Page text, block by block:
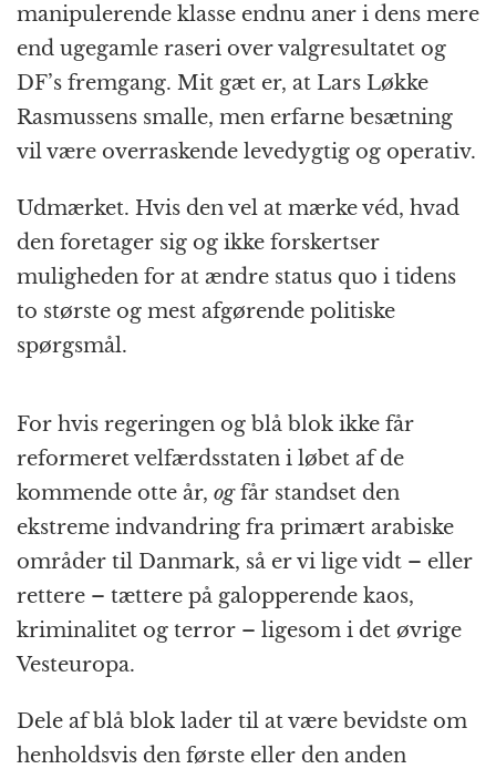
manipulerende klasse endnu aner i dens mere
end ugegamle raseri over valgresultatet og
DF’s fremgang. Mit gæt er, at Lars Løkke
Rasmussens smalle, men erfarne besætning
vil være overraskende levedygtig og operativ.
Udmærket. Hvis den vel at mærke véd, hvad
den foretager sig og ikke forskertser
muligheden for at ændre status quo i tidens
to største og mest afgørende politiske
spørgsmål.
For hvis regeringen og blå blok ikke får
reformeret velfærdsstaten i løbet af de
kommende otte år, ogfår standset den
ekstreme indvandring fra primært arabiske
områder til Danmark, så er vi lige vidt – eller
rettere – tættere på galopperende kaos,
kriminalitet og terror – ligesom i det øvrige
Vesteuropa.
Dele af blå blok lader til at være bevidste om
henholdsvis den første eller den anden